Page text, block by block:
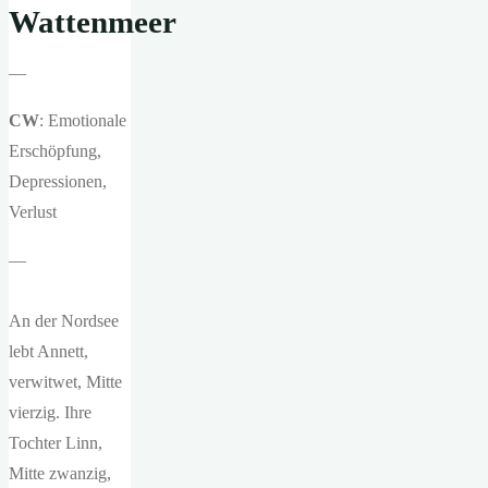
Wattenmeer
—
CW: Emotionale
Erschöpfung,
Depressionen,
Verlust
—
An der Nordsee
lebt Annett,
verwitwet, Mitte
vierzig. Ihre
Tochter Linn,
Mitte zwanzig,